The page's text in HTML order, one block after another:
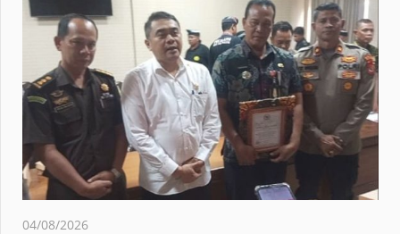
04/08/2026